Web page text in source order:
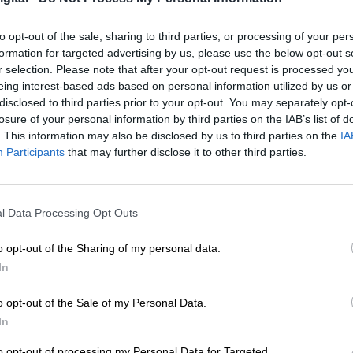
opt-out of the sale, sharing to third parties, or processing of your
for targeted advertising by us, please use the below opt-out
selection. Please note that after your opt-out request is processed
interest-based ads based on personal information utilized by us
to third parties prior to your opt-out. You may separately
of your personal information by third parties on the IAB’s list of
This information may also be disclosed by us to third parties on the
Participants that may further disclose it to other third parties.
Data Processing Opt Outs
opt-out of the Sharing of my personal data.
opt-out of the Sale of my Personal Data.
millones de 2017, casi 1
0 millones fueron por
900.000 por cáncery casi 339.000 por diabetes
dieta deficiente es la principal causa de muerte
factor de riesgo"", explica Christopher Murray,
de Salud (IHME) y diector del trabajo. ""Son
supuesto durante años"", añade.
dieta deficiente ha aumentado un 30%
en que los malos hábitos de vida se han
mundial. Según autores, los años de vida
cardiovasculares y dolencias renales.
en el ranking depaíses con menor
solo por Francia e Israel
sin embargo aún hay margen de mejora"",
que los países mediterráneos tienen
slaudables como frutas y verduras. Muchos
las dietas de todo el mundo ya que